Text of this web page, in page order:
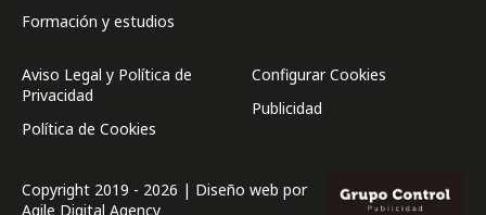
Formación y estudios
Aviso Legal y Política de
Privacidad
Política de Cookies
Configurar Cookies
Publicidad
Copyright 2019 - 2026 | Diseño web por
Agile Digital Agency